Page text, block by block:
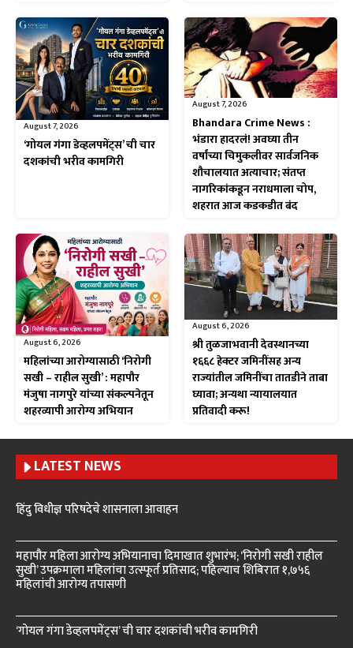
August 7, 2026
‘गोयल गंगा डेव्हलपमेंट्स’ ची चार
दशकांची भरीव कामगिरी
August 7, 2026
Bhandara Crime News :
भंडारा हादरलं! अवघ्या तीन
वर्षांच्या चिमुकलीवर सार्वजनिक
शौचालयात अत्याचार; संतप्त
नागरिकांकडून नराधमाला चोप,
शहरात आज कडकडीत बंद
August 6, 2026
महिलांच्या आरोग्यासाठी ‘निरोगी
सखी – राहील सुखी’ : महापौर
मंजुषा नागपुरे यांच्या संकल्पनेतून
शहरव्यापी आरोग्य अभियान
August 6, 2026
श्री तुळजाभवानी देवस्थानच्या
१६६८ हेक्टर जमिनींसह अन्य
राज्यांतील जमिनींचा तातडीने ताबा
घ्यावा; अन्यथा न्यायालयात
प्रतिवादी करू!
LATEST NEWS
हिंदु विधीज्ञ परिषदेचे शासनाला आवाहन
महापौर महिला आरोग्य अभियानाचा दिमाखात शुभारंभ; ‘निरोगी सखी राहील
सुखी’ उपक्रमाला महिलांचा उत्स्फूर्त प्रतिसाद; पहिल्याच शिबिरात १,७५६
महिलांची आरोग्य तपासणी
‘गोयल गंगा डेव्हलपमेंट्स’ ची चार दशकांची भरीव कामगिरी